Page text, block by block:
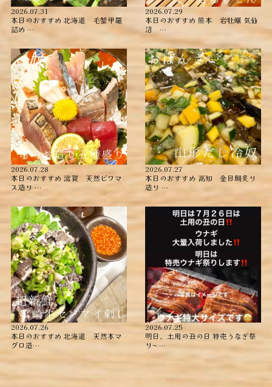
2026.07.31
本日のおすすめ ︎北海道 毛蟹甲羅
詰め ︎…
2026.07.29
本日のおすすめ ︎熊本 岩牡蠣 ︎気仙
沼 …
2026.07.28
本日のおすすめ ︎滋賀 天然ビワマ
ス造り …
2026.07.27
本日のおすすめ ︎高知 金目鯛炙り
造り ︎…
2026.07.26
本日のおすすめ ︎北海道 天然本マ
グロ造…
2026.07.25
明日、土用の丑の日 特売うなぎ祭
り〜️️️ …